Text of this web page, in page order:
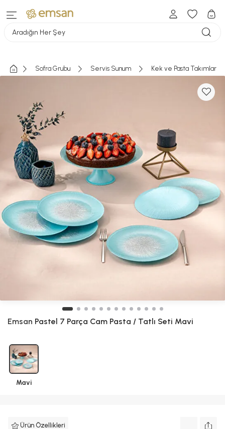
Aradığın Her Şey
Sofra Grubu Servis Sunum Kek ve Pasta Takımları
Emsan Pastel 7 Parça Cam Pasta / Tatlı Seti Mavi
Mavi
Ürün Özellikleri